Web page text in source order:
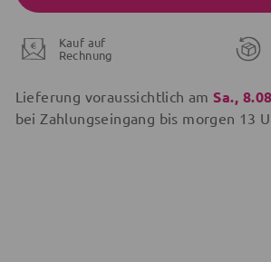
Kauf auf
Rechnung
Lieferung voraussichtlich am Sa.,
bei Zahlungseingang bis morgen 13